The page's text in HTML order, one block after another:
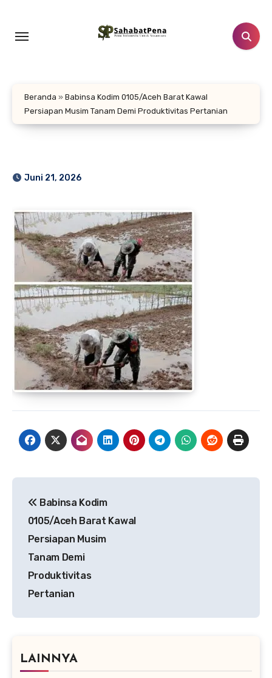
konten
Beranda » Babinsa Kodim 0105/Aceh Barat Kawal
Persiapan Musim Tanam Demi Produktivitas Pertanian
Juni 21, 2026
pos
Babinsa Kodim
0105/Aceh Barat Kawal
Persiapan Musim
Tanam Demi
Produktivitas
Pertanian
LAINNYA